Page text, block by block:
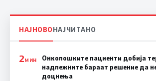
НАЈНОВОНАЈЧИТАНО
2МИН
Онколошките пациенти добија
надлежните бараат решение да
доцнења